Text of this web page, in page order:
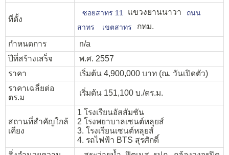
ที่ตั้ง
ซอยสาทร 11 แขวงยานนาวา
ถนน
สาทร
เขตสาทร
กทม.
กำหนดการ
n/a
ปีที่สร้างเสร็จ
พ.ศ. 2557
ราคา
เริ่มต้น 4,900,000 บาท (ณ. วันเปิดตัว)
ราคาเฉลี่ยต่อ
ตร.ม
เริ่มต้น 151,100 บ./ตร.ม.
สถานที่สำคัญใกล้
เคียง
1 โรงเรียนอัสสัมชัน
2 โรงพยาบาลเซนต์หลุยส์
3. โรงเรียนเซนต์หลุยส์
4. รถไฟฟ้า BTS สุรศักดิ์